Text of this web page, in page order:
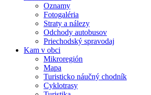
Oznamy
Fotogaléria
Straty a nálezy
Odchody autobusov
Priechodský spravodaj
Kam v obci
Mikroregión
Mapa
Turisticko náučný chodník
Cyklotrasy